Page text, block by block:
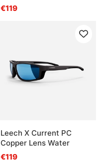
€119
Leech X Current PC
Copper Lens Water
€119